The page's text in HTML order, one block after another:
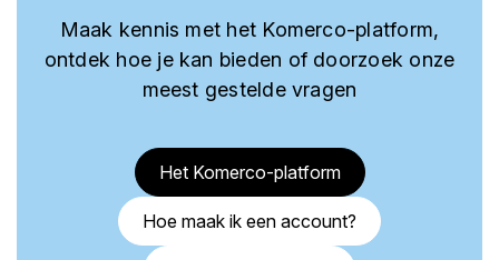
Maak kennis met het Komerco-platform,
ontdek hoe je kan bieden of doorzoek onze
meest gestelde vragen
Het Komerco-platform
Hoe maak ik een account?